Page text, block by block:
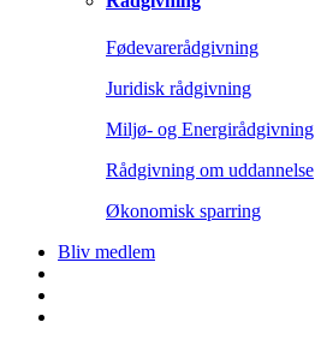
Fødevarerådgivning
Juridisk rådgivning
Miljø- og Energirådgivning
Rådgivning om uddannelse
Økonomisk sparring
Bliv medlem